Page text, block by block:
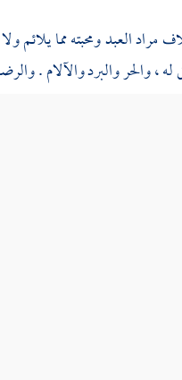
مراد العبد ومحبته مما
والحر والبرد والآلام .
عليه ، وهو مخالفة لربه